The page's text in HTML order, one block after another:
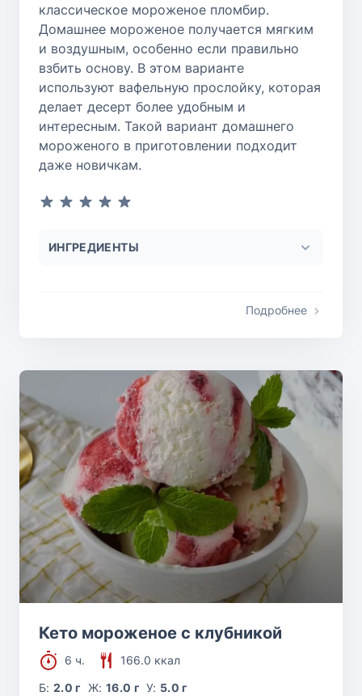
классическое мороженое пломбир.
Домашнее мороженое получается мягким
и воздушным, особенно если правильно
взбить основу. В этом варианте
используют вафельную прослойку, которая
делает десерт более удобным и
интересным. Такой вариант домашнего
мороженого в приготовлении подходит
даже новичкам.
ИНГРЕДИЕНТЫ
Подробнее
Кето мороженое с клубникой
6 ч.
166.0 ккал
Б:2.0 г Ж: 16.0 г У: 5.0 г